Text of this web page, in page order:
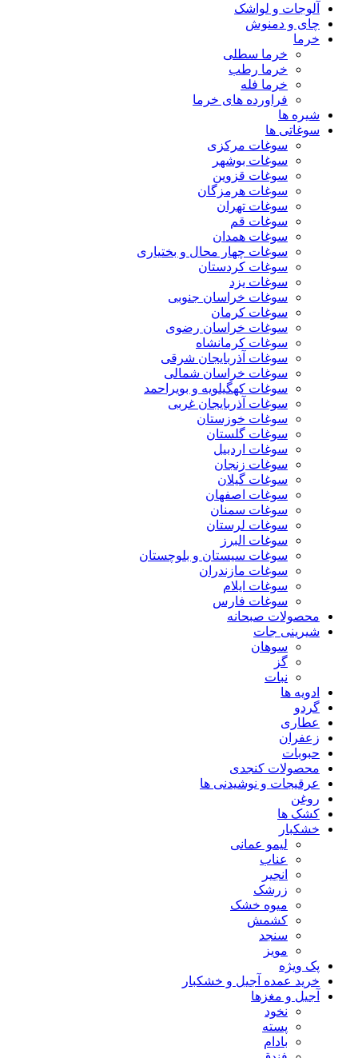
آلوجات و لواشک
چای و دمنوش
خرما
خرما سطلی
خرما رطب
خرما فله
فراورده های خرما
شیره ها
سوغاتی ها
سوغات مرکزی
سوغات بوشهر
سوغات قزوین
سوغات هرمزگان
سوغات تهران
سوغات قم
سوغات همدان
سوغات چهار محال و بختیاری
سوغات کردستان
سوغات یزد
سوغات خراسان جنوبی
سوغات کرمان
سوغات خراسان رضوی
سوغات کرمانشاه
سوغات آذربایجان شرقی
سوغات خراسان شمالی
سوغات کهگیلویه و بویراحمد
سوغات آذربایجان غربی
سوغات خوزستان
سوغات گلستان
سوغات اردبیل
سوغات زنجان
سوغات گیلان
سوغات اصفهان
سوغات سمنان
سوغات لرستان
سوغات البرز
سوغات سیستان و بلوچستان
سوغات مازندران
سوغات ایلام
سوغات فارس
محصولات صبحانه
شیرینی جات
سوهان
گز
نبات
ادویه ها
گردو
عطاری
زعفران
حبوبات
محصولات کنجدی
عرقیجات و نوشیدنی ها
روغن
کشک ها
خشکبار
لیمو عمانی
عناب
انجیر
زرشک
میوه خشک
کشمش
سنجد
مویز
پک ویژه
خرید عمده آجیل و خشکبار
آجیل و مغزها
نخود
پسته
بادام